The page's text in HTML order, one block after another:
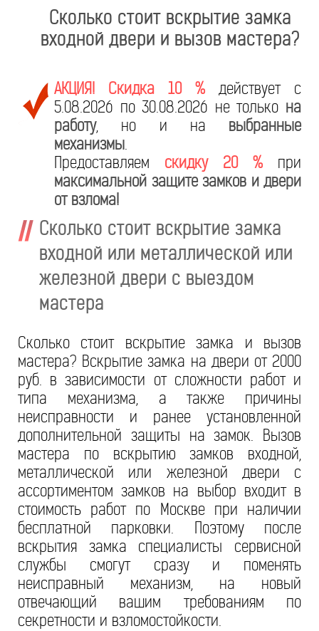
Сколько стоит вскрытие замка
входной двери и вызов мастера?
АКЦИЯ! Скидка 10 % действует с
5.08.2026 по 30.08.2026 не только на
работу, но и на выбранные
механизмы.
Предоставляем скидку 20 % при
максимальной защите замков и двери
от взлома!
Сколько стоит вскрытие замка
входной или металлической или
железной двери с выездом
мастера
Сколько стоит вскрытие замка и вызов
мастера? Вскрытие замка на двери от 2000
руб. в зависимости от сложности работ и
типа механизма, а также причины
неисправности и ранее установленной
дополнительной защиты на замок. Вызов
мастера по вскрытию замков входной,
металлической или железной двери с
ассортиментом замков на выбор входит в
стоимость работ по Москве при наличии
бесплатной парковки. Поэтому после
вскрытия замка специалисты сервисной
службы смогут сразу и поменять
неисправный механизм, на новый
отвечающий вашим требованиям по
секретности и взломостойкости.